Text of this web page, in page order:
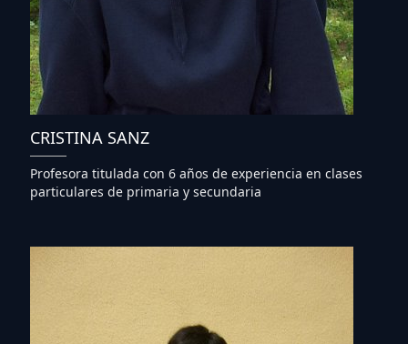
CRISTINA SANZ
Profesora titulada con 6 años de experiencia en clases
particulares de primaria y secundaria